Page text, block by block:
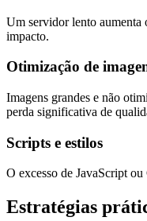
Um servidor lento aumenta
impacto.
Otimização de
Imagens grandes e não
perda significativa de
Scripts e estilos
O excesso de JavaScript
Estratégias